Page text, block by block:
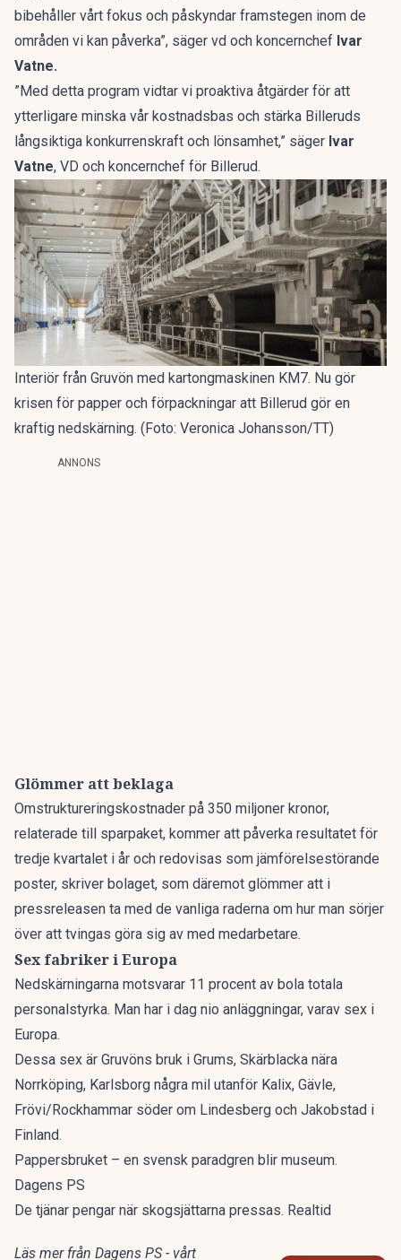
bibehåller vårt fokus och påskyndar framstegen inom de
områden vi kan påverka”, säger vd och koncernchef Ivar
Vatne.
”Med detta program vidtar vi proaktiva åtgärder för att
ytterligare minska vår kostnadsbas och stärka Billeruds
långsiktiga konkurrenskraft och lönsamhet,” säger Ivar
Vatne, VD och koncernchef för Billerud.
Interiör från Gruvön med kartongmaskinen KM7. Nu gör
krisen för papper och förpackningar att Billerud gör en
kraftig nedskärning. (Foto: Veronica Johansson/TT)
ANNONS
Glömmer att beklaga
Omstruktureringskostnader på 350 miljoner kronor,
relaterade till sparpaket, kommer att påverka resultatet för
tredje kvartalet i år och redovisas som jämförelsestörande
poster, skriver bolaget, som däremot glömmer att i
pressreleasen ta med de vanliga raderna om hur man sörjer
över att tvingas göra sig av med medarbetare.
Sex fabriker i Europa
Nedskärningarna motsvarar 11 procent av bola totala
personalstyrka. Man har i dag nio anläggningar, varav sex i
Europa.
Dessa sex är Gruvöns bruk i Grums, Skärblacka nära
Norrköping, Karlsborg några mil utanför Kalix, Gävle,
Frövi/Rockhammar söder om Lindesberg och Jakobstad i
Finland.
Pappersbruket – en svensk paradgren blir museum.
Dagens PS
De tjänar pengar när skogsjättarna pressas. Realtid
Läs mer från Dagens PS - vårt